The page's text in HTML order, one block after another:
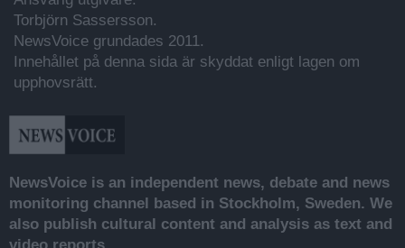
Torbjörn Sassersson.
NewsVoice grundades 2011.
Innehållet på denna sida är skyddat enligt lagen om
upphovsrätt.
NewsVoice is an independent news, debate and news
monitoring channel based in Stockholm, Sweden. We
also publish cultural content and analysis as text and